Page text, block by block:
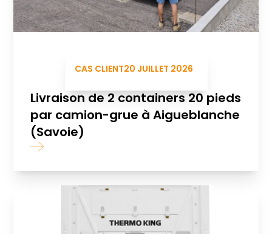
CAS CLIENT20 JUILLET 2026
Livraison de 2 containers 20 pieds
par camion-grue à Aigueblanche
(Savoie)